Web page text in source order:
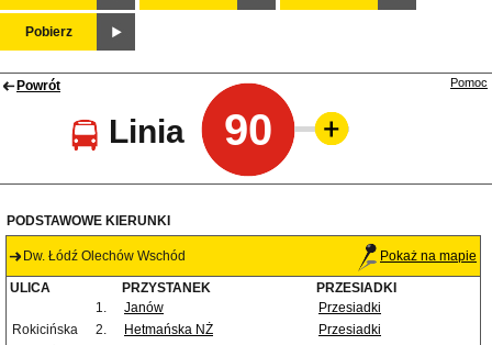
Pobierz
Powrót
Linia 90
Pomoc
PODSTAWOWE KIERUNKI
Dw. Łódź Olechów Wschód Pokaż na mapie
ULICA PRZYSTANEK
PRZESIADKI
1.
Janów
Przesiadki
Rokicińska
2. Hetmańska NŻ
Przesiadki